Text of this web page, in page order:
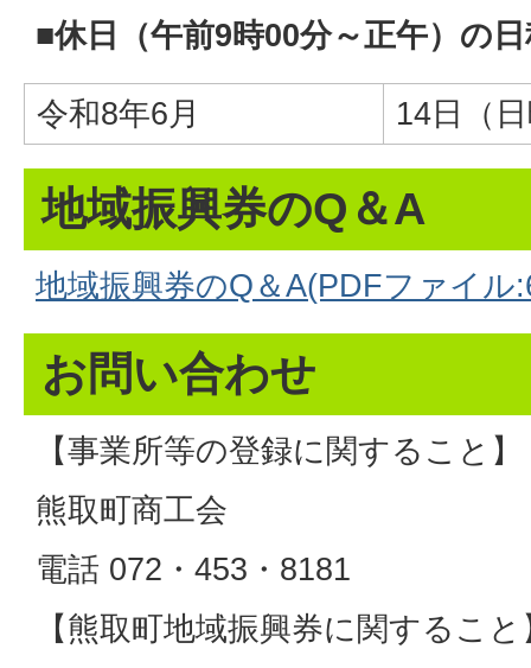
■休日（午前9時00分～正午）の
令和8年6月 14日（
地域振興券のQ＆A
地域振興券のQ＆A(PDFファイル
お問い合わせ
【事業所等の登録に関すること】
熊取町商工会
電話 072・453・8181
【熊取町地域振興券に関すること